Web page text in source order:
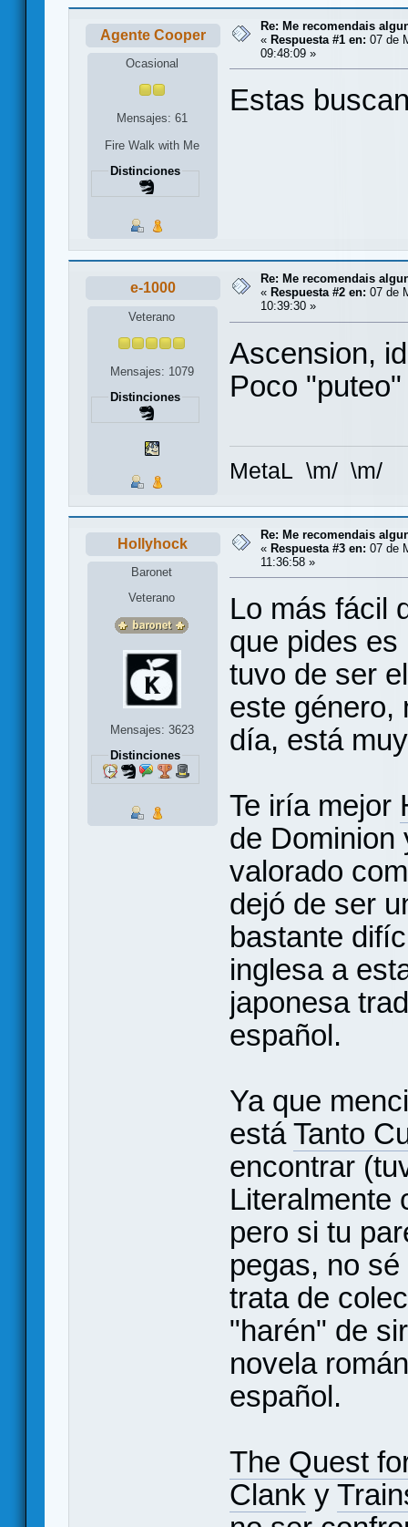
Agente Cooper
Ocasional
Mensajes: 61
Fire Walk with Me
Distinciones
Re: Me recomendais
« Respuesta #1 en: 07 de
09:48:09 »
Estas
e-1000
Veterano
Mensajes: 1079
Distinciones
Re: Me recomendais
« Respuesta #2 en: 07 de
10:39:30 »
Ascension,
Poco "puteo"
MetaL \m/ \m/
Hollyhock
Baronet
Veterano
Mensajes: 3623
Distinciones
Re: Me recomendais
« Respuesta #3 en: 07 de
11:36:58 »
Lo más fácil
que pides
tuvo de ser
este género,
día, está
Te iría mejor
de Dominion
valorado
dejó de ser
bastante
inglesa a
japonesa
español.
Ya que
estáTanto
encontrar
Literalmente
pero si tu
pegas, no
trata de
"harén" de
novela
español.
The Quest
Clank y